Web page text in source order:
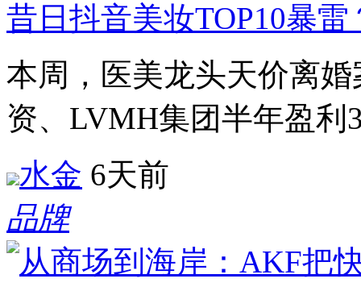
昔日抖音美妆TOP10暴雷
本周，医美龙头天价离
资、LVMH集团半年盈利
水金 6天前
品牌